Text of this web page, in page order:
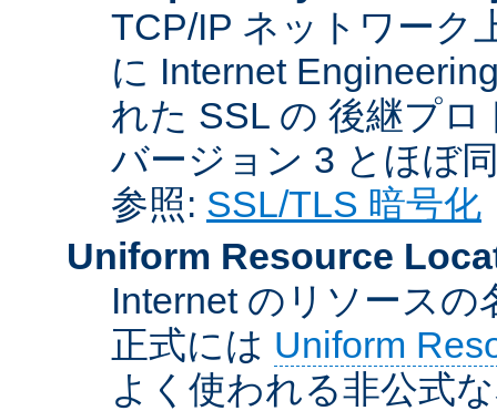
TCP/IP ネットワーク
に Internet
れた SSL の 後継プ
バージョン 3 とほぼ
参照: SSL/TLS 暗号化
Uniform Resource
Internet のリソース
正式には Uniform
よく使われる非公式